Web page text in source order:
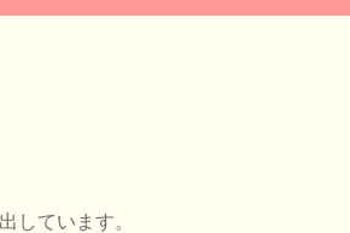
しています。